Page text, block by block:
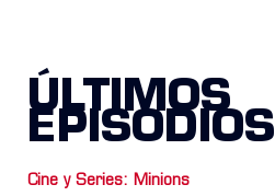
ÚLTIMOS
EPISODIOS
Cine y Series: Minions